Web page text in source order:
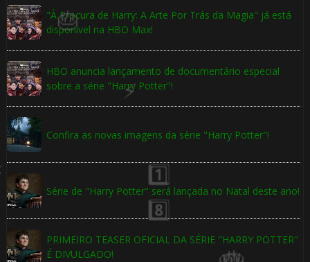
"À Procura de Harry: A Arte Por Trás da Magia" já está
disponível na HBO Max!
HBO anuncia lançamento de documentário especial
sobre a série "Harry Potter"!
Confira as novas imagens da série "Harry Potter"!
Série de "Harry Potter" será lançada no Natal deste ano!
PRIMEIRO TEASER OFICIAL DA SÉRIE "HARRY POTTER"
É DIVULGADO!
⚡
⚡
1️⃣ 8️⃣
🎂